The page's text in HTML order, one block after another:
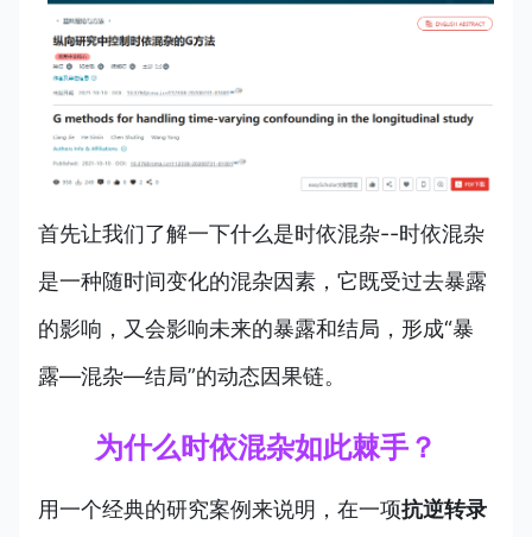
首先让我们了解一下什么是时依混杂--时依混杂
是一种随时间变化的混杂因素，它既受过去暴露
的影响，又会影响未来的暴露和结局，形成“暴
露—混杂—结局”的动态因果链。
为什么时依混杂如此棘手？
用一个经典的研究案例来说明，在一项抗逆转录